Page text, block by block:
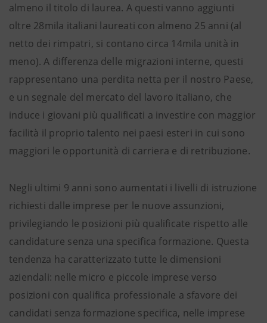
almeno il titolo di laurea. A questi vanno aggiunti
oltre 28mila italiani laureati con almeno 25 anni (al
netto dei rimpatri, si contano circa 14mila unità in
meno). A differenza delle migrazioni interne, questi
rappresentano una perdita netta per il nostro Paese,
e un segnale del mercato del lavoro italiano, che
induce i giovani più qualificati a investire con maggior
facilità il proprio talento nei paesi esteri in cui sono
maggiori le opportunità di carriera e di retribuzione.
Negli ultimi 9 anni sono aumentati i livelli di istruzione
richiesti dalle imprese per le nuove assunzioni,
privilegiando le posizioni più qualificate rispetto alle
candidature senza una specifica formazione. Questa
tendenza ha caratterizzato tutte le dimensioni
aziendali: nelle micro e piccole imprese verso
posizioni con qualifica professionale a sfavore dei
candidati senza formazione specifica, nelle imprese